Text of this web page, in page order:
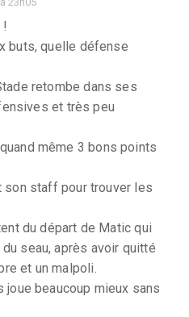
buts, quelle défense
retombe dans ses
et très peu
même 3 bons points
son staff pour trouver les
du départ de Matic qui
seau, après avoir quitté
et un malpoli.
joue beaucoup mieux sans